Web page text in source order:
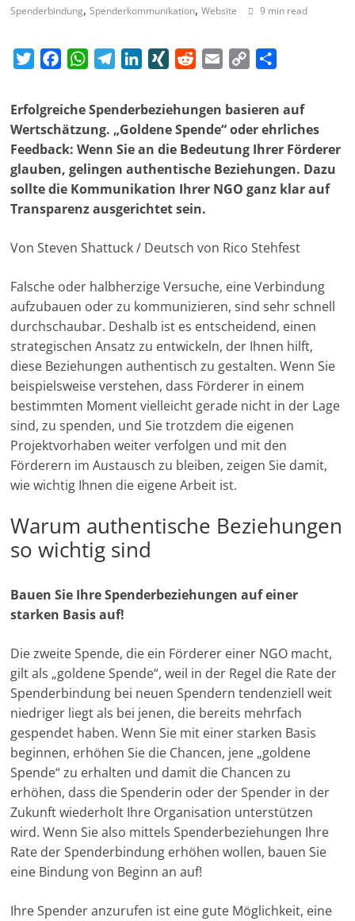
a
a
i
n
f
ü
r
o
i
a
l
-
M
r
k
e
t
n
g
S
p
n
d
e
n
|
V
e
r
e
e
Spenderbindung,Spenderkommunikation,Website 9 min read
i
t
e
r
c
e
b
o
k
W
s
A
p
p
e
g
a
m
n
k
d
I
n
N
G
d
t
a
i
p
L
i
n
Erfolgreiche Spenderbeziehungen basieren auf
Wertschätzung. „Goldene Spende“ oder ehrliches
Feedback: Wenn Sie an die Bedeutung Ihrer Förderer
glauben, gelingen authentische Beziehungen. Dazu
sollte die Kommunikation Ihrer NGO ganz klar auf
Transparenz ausgerichtet sein.
Von Steven Shattuck / Deutsch von Rico Stehfest
Falsche oder halbherzige Versuche, eine Verbindung
aufzubauen oder zu kommunizieren, sind sehr schnell
durchschaubar. Deshalb ist es entscheidend, einen
strategischen Ansatz zu entwickeln, der Ihnen hilft,
diese Beziehungen authentisch zu gestalten. Wenn Sie
beispielsweise verstehen, dass Förderer in einem
bestimmten Moment vielleicht gerade nicht in der Lage
sind, zu spenden, und Sie trotzdem die eigenen
Projektvorhaben weiter verfolgen und mit den
Förderern im Austausch zu bleiben, zeigen Sie damit,
wie wichtig Ihnen die eigene Arbeit ist.
Warum authentische Beziehungen
so wichtig sind
Bauen Sie Ihre Spenderbeziehungen auf einer
starken Basis auf!
Die zweite Spende, die ein Förderer einer NGO macht,
gilt als „goldene Spende“, weil in der Regel die Rate der
Spenderbindung bei neuen Spendern tendenziell weit
niedriger liegt als bei jenen, die bereits mehrfach
gespendet haben. Wenn Sie mit einer starken Basis
beginnen, erhöhen Sie die Chancen, jene „goldene
Spende“ zu erhalten und damit die Chancen zu
erhöhen, dass die Spenderin oder der Spender in der
Zukunft wiederholt Ihre Organisation unterstützen
wird. Wenn Sie also mittels Spenderbeziehungen Ihre
Rate der Spenderbindung erhöhen wollen, bauen Sie
eine Bindung von Beginn an auf!
Ihre Spender anzurufen ist eine gute Möglichkeit, eine